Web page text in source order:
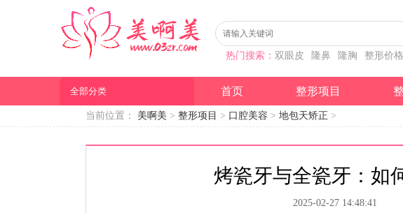
热门搜索： 双眼皮 隆鼻 隆胸 整形价格
首页 整形项目
全部分类
当前位置： 美啊美 > 整形项目 > 口腔美容 > 地包天矫正 >
烤瓷牙与全瓷牙：如
2025-02-27 14:48:41